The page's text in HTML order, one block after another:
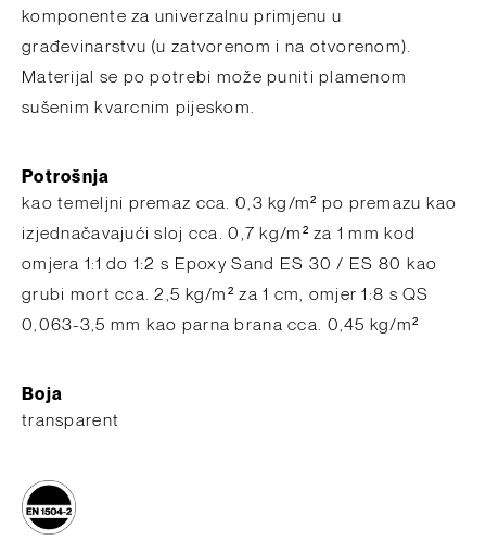
komponente za univerzalnu primjenu u
građevinarstvu (u zatvorenom i na otvorenom).
Materijal se po potrebi može puniti plamenom
sušenim kvarcnim pijeskom.
Potrošnja
kao temeljni premaz cca. 0,3 kg/m² po premazu kao
izjednačavajući sloj cca. 0,7 kg/m² za 1 mm kod
omjera 1:1 do 1:2 s Epoxy Sand ES 30 / ES 80 kao
grubi mort cca. 2,5 kg/m² za 1 cm, omjer 1:8 s QS
0,063-3,5 mm kao parna brana cca. 0,45 kg/m²
Boja
transparent